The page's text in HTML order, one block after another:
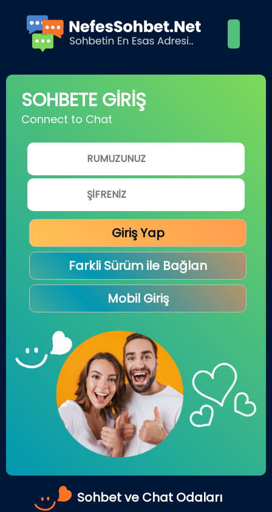
SOHBETE GİRİŞ
Connect to Chat
Giriş Yap
Farkli Sürüm ile Bağlan
Mobil Giriş
Sohbet ve Chat Odaları